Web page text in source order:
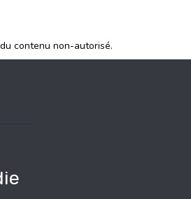
contenu non-autorisé.